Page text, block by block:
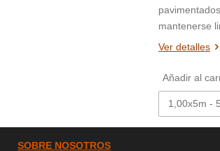
mantenerse
Ver detalles
Añadir al
SOBRE NOSOTROS